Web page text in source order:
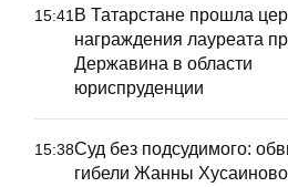
В Мамадыше
отчетно-программный
форум «Работаем на
результат!»
15:41 В Татарстане прошла
награждения лауреата
Державина в области
юриспруденции
15:38Суд без подсудимого:
гибели Жанны